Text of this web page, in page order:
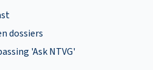
dossiers
'Ask NTVG'